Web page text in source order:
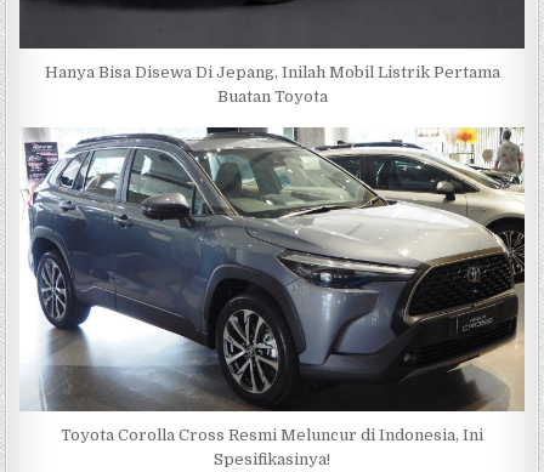
Hanya Bisa Disewa Di Jepang, Inilah Mobil Listrik Pertama
Buatan Toyota
Toyota Corolla Cross Resmi Meluncur di Indonesia, Ini
Spesifikasinya!